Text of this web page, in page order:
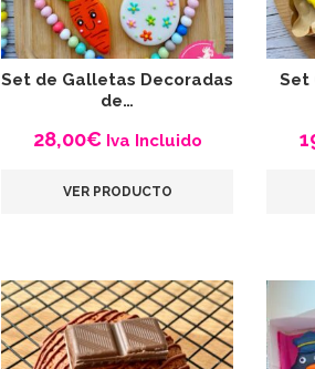
Set de Galletas Decoradas
de…
28,00€ Iva Incluido
VER PRODUCTO
Set